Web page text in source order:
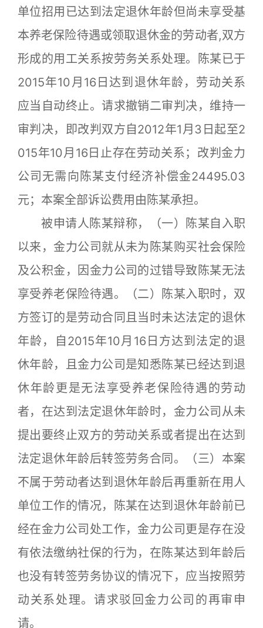
单位招用已达到法定退休年龄但尚未享受基
本养老保险待遇或领取退休金的劳动者,双方
形成的用工关系按劳务关系处理。陈某已于
2015年10月16日达到退休年龄，劳动关系
应当自动终止。请求撤销二审判决，维持一
审判决，即改判双方自2012年1月3日起至2
015年10月16日止存在劳动关系；改判金力
公司无需向陈某支付经济补偿金24495.03
元；本案全部诉讼费用由陈某承担。
被申请人陈某辩称，（一）陈某自入职
以来，金力公司就从未为陈某购买社会保险
及公积金，因金力公司的过错导致陈某无法
享受养老保险待遇。（二）陈某入职时，双
方签订的是劳动合同且当时未达法定的退休
年龄，自2015年10月16日方达到法定的退
休年龄，且金力公司是知悉陈某已经达到退
休年龄更是无法享受养老保险待遇的劳动
者，在达到法定退休年龄时，金力公司从未
提出要终止双方的劳动关系或者提出在达到
法定退休年龄后转签劳务合同。（三）本案
不属于劳动者达到退休年龄后再重新在用人
单位工作的情况，陈某在达到退休年龄前已
经在金力公司处工作，金力公司更是存在没
有依法缴纳社保的行为，在陈某达到年龄后
也没有转签劳务协议的情况下，应当按照劳
动关系处理。请求驳回金力公司的再审申
请。